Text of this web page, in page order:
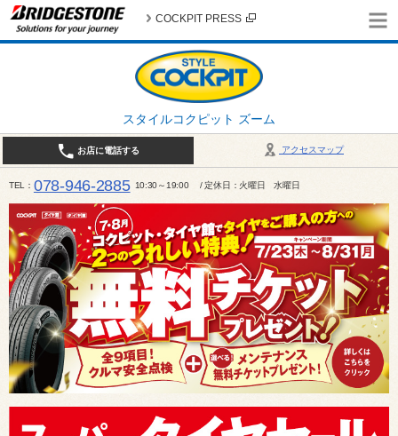
スタイルコクピット ズーム
COCKPIT PRESS
アクセスマップ
お店に電話する
TEL 078-946-2885 10:30～19:00 / 定休日：火曜日 水曜日